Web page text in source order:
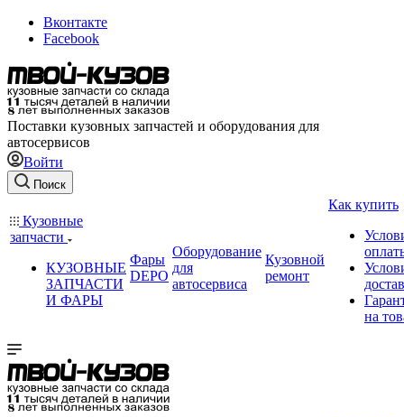
Вконтакте
Facebook
Поставки кузовных запчастей и оборудования для
автосервисов
Войти
Поиск
Кузовные
запчасти
КУЗОВНЫЕ
ЗАПЧАСТИ
И ФАРЫ
Фары
DEPO
Оборудование
для
автосервиса
Кузовной
ремонт
Как купить
на